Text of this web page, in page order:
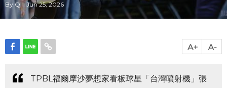
By Q Jun 25, 2026
TPBL福爾摩沙夢想家看板球星「台灣噴射機」張